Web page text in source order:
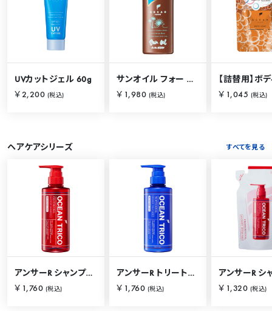
UVカットジェル 60g
￥2,200 (税込)
サンオイル フォー ザ オーシャン 120ml
￥1,980 (税込) ￥1,045 (税込)
ヘアケアシリーズ すべてを見る
アンサーR シャンプー 400mL
￥1,760 (税込)
アンサーR トリートメント 400mL
￥1,760 (税込) ￥1,320 (税込)